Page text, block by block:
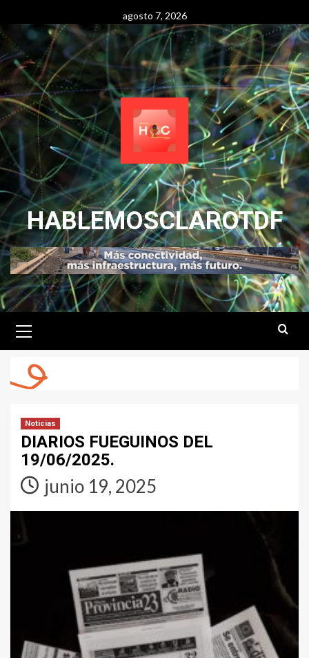
content
agosto 7, 2026
HABLEMOSCLAROTDF
Menu
Noticias
DIARIOS FUEGUINOS DEL
19/06/2025.
junio 19, 2025